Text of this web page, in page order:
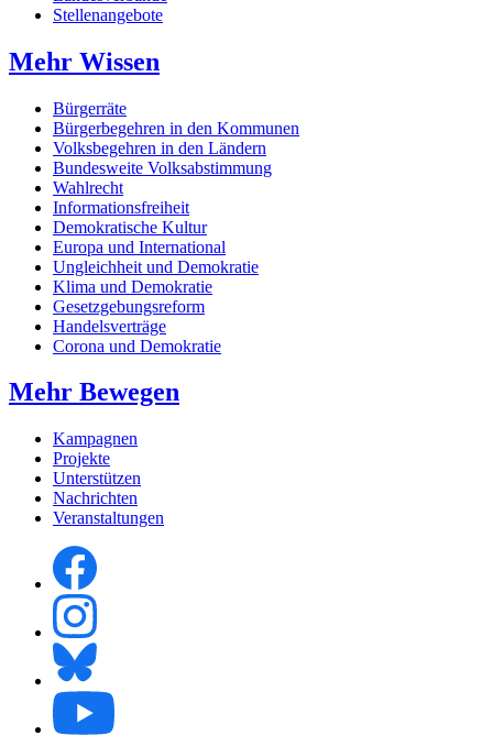
Stellenangebote
Mehr Wissen
Bürgerräte
Bürgerbegehren in den Kommunen
Volksbegehren in den Ländern
Bundesweite Volksabstimmung
Wahlrecht
Informationsfreiheit
Demokratische Kultur
Europa und International
Ungleichheit und Demokratie
Klima und Demokratie
Gesetzgebungsreform
Handelsverträge
Corona und Demokratie
Mehr Bewegen
Kampagnen
Projekte
Unterstützen
Nachrichten
Veranstaltungen